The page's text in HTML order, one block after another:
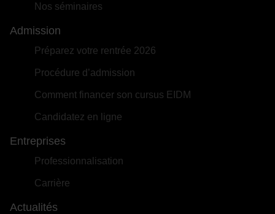
Nos séminaires
Admission
Préparez votre rentrée 2026
Procédure d’admission
Comment financer son cursus EIDM
Candidatez en ligne
Entreprises
Professionnalisation
Carrière
Actualités